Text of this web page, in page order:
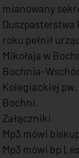
mianowany
Duszpasterstwa
roku pełnił
Mikołaja w
Bochnia-
Kolegiackiej pw.
Bochni.
Załączniki
Mp3 mówi
Mp3 mówi bp